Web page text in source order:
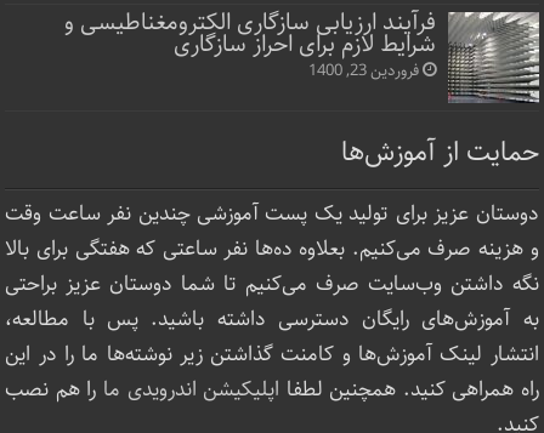
فرآیند ارزیابی سازگاری الکترومغناطیسی و
شرایط لازم برای احراز سازگاری
فروردین 23, 1400
حمایت از آموزش‌ها
دوستان عزیز برای تولید یک پست آموزشی چندین نفر ساعت‌ وقت
و هزینه صرف می‌کنیم. بعلاوه ده‌ها نفر ساعتی که هفتگی برای بالا
نگه داشتن وب‌سایت صرف ‌می‌کنیم تا شما دوستان عزیز براحتی
به آموزش‌های رایگان دسترسی داشته باشید. پس با مطالعه،
انتشار لینک‌ آموزش‌ها و کامنت گذاشتن زیر نوشته‌‌ها ما را در این
راه همراهی کنید. همچنین لطفا اپلیکیشن اندرویدی ما را هم نصب
کنید.